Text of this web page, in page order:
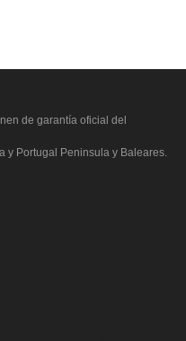
de garantía oficial del
y Portugal Peninsula y Baleares.